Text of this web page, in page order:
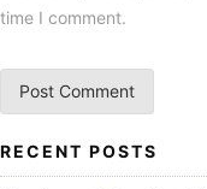
time I comment.
RECENT POSTS